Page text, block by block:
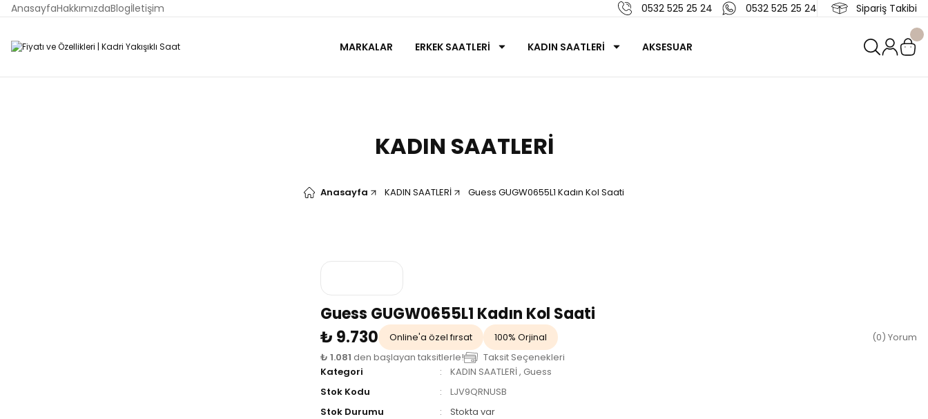
AnasayfaHakkımızdaBlogİletişim 0532 525 25 24 0532 525 25 24 Sipariş Takibi
MARKALAR ERKEK SAATLERİ KADIN SAATLERİ AKSESUAR
KADIN SAATLERİ
Anasayfa KADIN SAATLERİ Guess GUGW0655L1 Kadın Kol Saati
Guess GUGW0655L1 Kadın Kol Saati
₺ 9.730
Online'a özel fırsat 100% Orjinal
(0) Yorum
₺ 1.081 den başlayan taksitlerle!
Taksit Seçenekleri
Kategori
KADIN SAATLERİ, Guess
Stok Kodu
LJV9QRNUSB
Stok Durumu
Stokta var